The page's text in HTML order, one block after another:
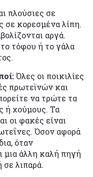
πλούσιες σε
σε κορεσμένα λίπη.
αργά.
τόφου ή το γάλα
Όλες οι ποικιλίες
πρωτεϊνών και
να τρώτε τα
ή χούμους. Τα
οι φακές είναι
Όσον αφορά
όταν
μια άλλη καλή πηγή
λιπαρά.